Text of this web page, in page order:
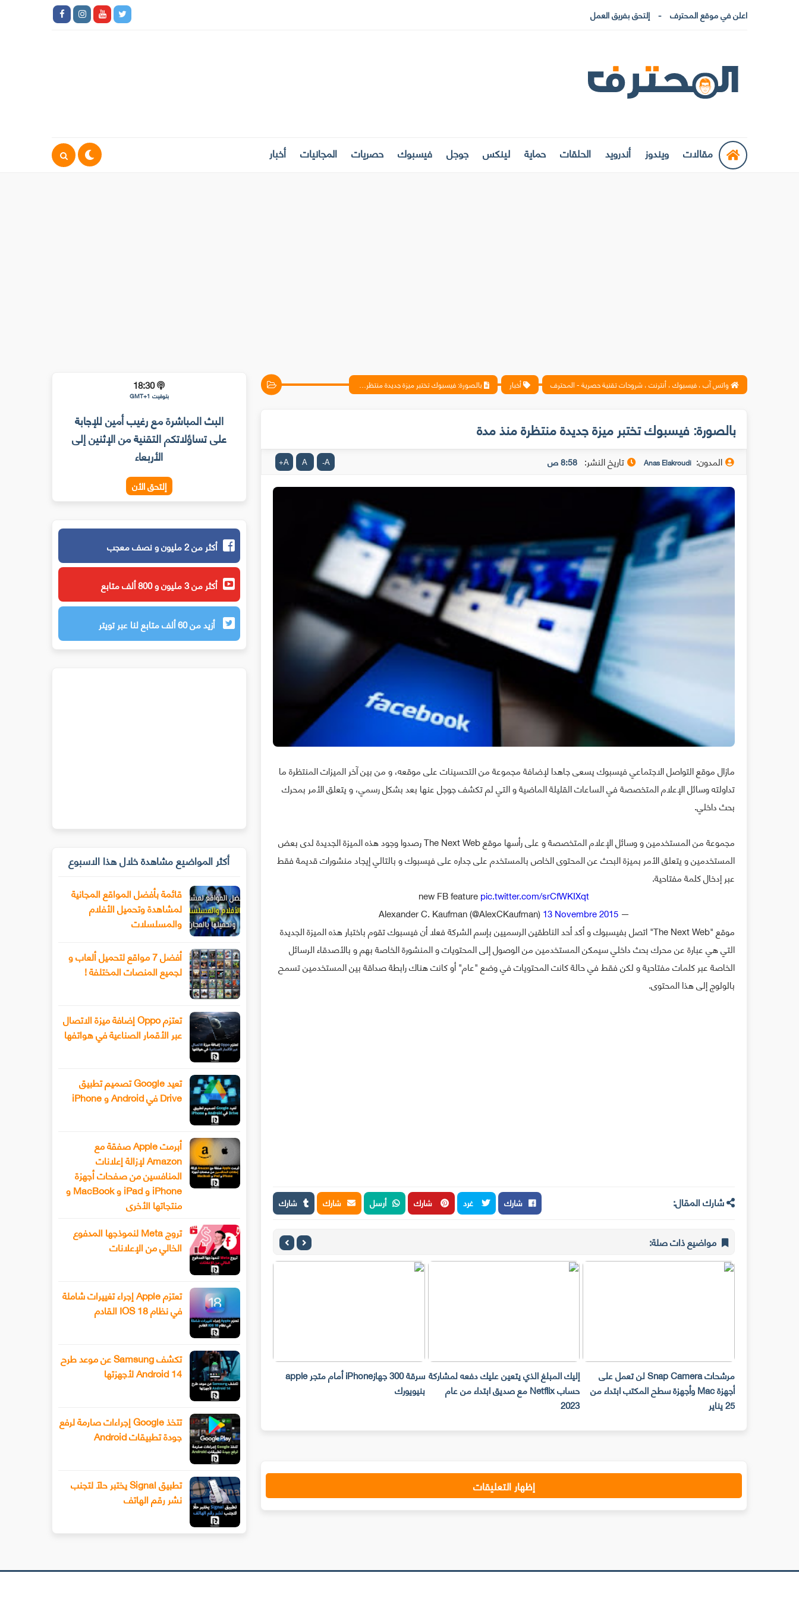
اعلن في موقع المحترف إلتحق بفريق العمل
مقالات ويندوز أندرويد الحلقات حماية لينكس جوجل فيسبوك حصريات المجانيات أخبار
واتس آب ، فيسبوك ، أنترنت ، شروحات تقنية حصرية - المحترف أخبار بالصورة: فيسبوك تختبر ميزة جديدة منتظرة منذ مدة
بالصورة: فيسبوك تختبر ميزة جديدة منتظرة منذ مدة
المدون: Anas Elakroudi تاريخ النشر: 8:58 ص A
-
A
A
+
مازال موقع التواصل الاجتماعي فيسبوك يسعى جاهدا لإضافة مجموعة من التحسينات على موقعه، و من بين آخر الميزات المنتظرة ما
تداولته وسائل الإعلام المتخصصة في الساعات القليلة الماضية و التي لم تكشف جوجل عنها بعد بشكل رسمي، و يتعلق الأمر بمحرك
بحث داخلي.
مجموعة من المستخدمين و وسائل الإعلام المتخصصة و على رأسها موقع The Next Web رصدوا وجود هذه الميزة الجديدة لدى بعض
المستخدمين و يتعلق الأمر بميزة البحث عن المحتوى الخاص بالمستخدم على جداره على فيسبوك و بالتالي إيجاد منشورات قديمة فقط
عبر إدخال كلمة مفتاحية.
new FB featurepic.twitter.com/srCfWKIXqt
— Alexander C. Kaufman (@AlexCKaufman)
13 Novembre 2015
موقع "The Next Web" اتصل بفيسبوك و أكد أحد الناطقين الرسميين بإسم الشركة فعلا أن فيسبوك تقوم باختبار هذه الميزة الجديدة
التي هي عبارة عن محرك بحث داخلي سيمكن المستخدمين من الوصول إلى المحتويات و المنشورة الخاصة بهم و بالأصدقاء الرسائل
الخاصة عبر كلمات مفتاحية و لكن فقط في حالة كانت المحتويات في وضع "عام" أو كانت هناك رابطة صداقة بين المستخدمين تسمح
بالولوج إلى هذا المحتوى.
شارك المقال: شارك غرد شارك أرسل شارك شارك
مواضيع ذات صلة:
مرشحات Snap Camera لن تعمل على
أجهزة Mac وأجهزة سطح المكتب ابتداء من
25 يناير
إليك المبلغ الذي يتعين عليك دفعه لمشاركة
حساب Netflix مع صديق ابتداء من عام
2023
سرقة 300 جهازiPhone أمام متجر apple
بنيويورك
سيحصل هاتف Xiaomi 13 أخيرًا على عدسة
تليفوتوغرافي
إظهار التعليقات
18:30
بتوقيت GMT+1
البث المباشرة مع رغيب أمين للإجابة
على تساؤلاتكم التقنية من الإثنين إلى
الأربعاء
إلتحق الأن
أكثر من 2 مليون و نصف معجب
أكثر من 3 مليون و 800 ألف متابع
أزيد من 60 ألف متابع لنا عبر تويتر
أكثر المواضيع مشاهدة خلال هذا الاسبوع
قائمة بأفضل المواقع المجانية
لمشاهدة وتحميل الأفلام
والمسلسلات
أفضل 7 مواقع لتحميل ألعاب و
لجميع المنصات المختلفة !
تعتزم Oppo إضافة ميزة الاتصال
عبر الأقمار الصناعية في هواتفها
تعيد Google تصميم تطبيق
Drive في Android و iPhone
أبرمت Apple صفقة مع
Amazon لإزالة إعلانات
المنافسين من صفحات أجهزة
iPhone و iPad و MacBook و
منتجاتها الأخرى
تروج Meta لنموذجها المدفوع
الخالي من الإعلانات
تعتزم Apple إجراء تغييرات شاملة
في نظام IOS 18 القادم
تكشف Samsung عن موعد طرح
Android 14 لأجهزتها
تتخذ Google إجراءات صارمة لرفع
جودة تطبيقات Android
تطبيق Signal يختبر حلًا لتجنب
نشر رقم الهاتف